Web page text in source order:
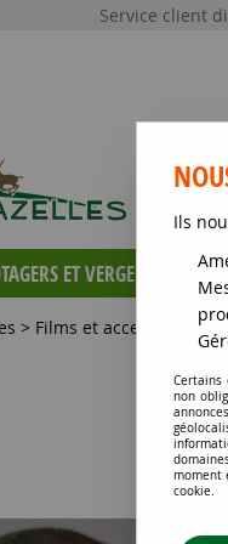
Service client
ET VERGERS
> Films et accessoires
Ils
Certains
non
moment
cookie.